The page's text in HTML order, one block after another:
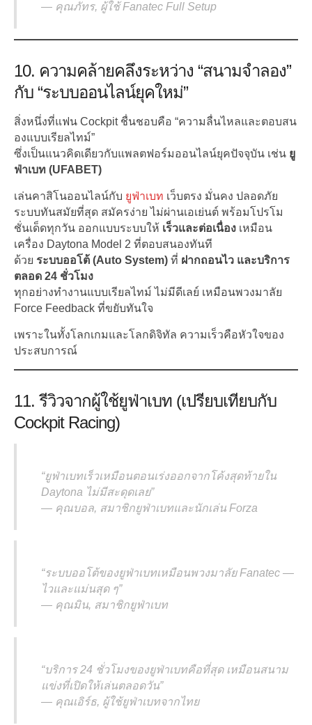
— คุณภัทร, ผู้ใช้ Fanatec Full Setup
10. ความคล้ายคลึงระหว่าง “สนามจำลอง”
กับ “ระบบออนไลน์ยุคใหม่”
สิ่งหนึ่งที่แฟน Cockpit ชื่นชอบคือ “ความลื่นไหลและตอบสน
องแบบเรียลไทม์”
ซึ่งเป็นแนวคิดเดียวกับแพลตฟอร์มออนไลน์ยุคปัจจุบัน เช่น ยู
ฟ่าเบท (UFABET)
เล่นคาสิโนออนไลน์กับ ยูฟ่าเบท เว็บตรง มั่นคง ปลอดภัย
ระบบทันสมัยที่สุด สมัครง่าย ไม่ผ่านเอเย่นต์ พร้อมโปรโม
ชั่นเด็ดทุกวัน ออกแบบระบบให้ เร็วและต่อเนื่อง เหมือน
เครื่อง Daytona Model 2 ที่ตอบสนองทันที
ด้วย ระบบออโต้ (Auto System) ที่ ฝากถอนไว และบริการ
ตลอด 24 ชั่วโมง
ทุกอย่างทำงานแบบเรียลไทม์ ไม่มีดีเลย์ เหมือนพวงมาลัย
Force Feedback ที่ขยับทันใจ
เพราะในทั้งโลกเกมและโลกดิจิทัล ความเร็วคือหัวใจของ
ประสบการณ์
11. รีวิวจากผู้ใช้ยูฟ่าเบท (เปรียบเทียบกับ
Cockpit Racing)
“ยูฟ่าเบทเร็วเหมือนตอนเร่งออกจากโค้งสุดท้ายใน
Daytona ไม่มีสะดุดเลย”
— คุณบอล, สมาชิกยูฟ่าเบทและนักเล่น Forza
“ระบบออโต้ของยูฟ่าเบทเหมือนพวงมาลัย Fanatec —
ไวและแม่นสุด ๆ”
— คุณมิน, สมาชิกยูฟ่าเบท
“บริการ 24 ชั่วโมงของยูฟ่าเบทคือที่สุด เหมือนสนาม
แข่งที่เปิดให้เล่นตลอดวัน”
— คุณเอิร์ธ, ผู้ใช้ยูฟ่าเบทจากไทย